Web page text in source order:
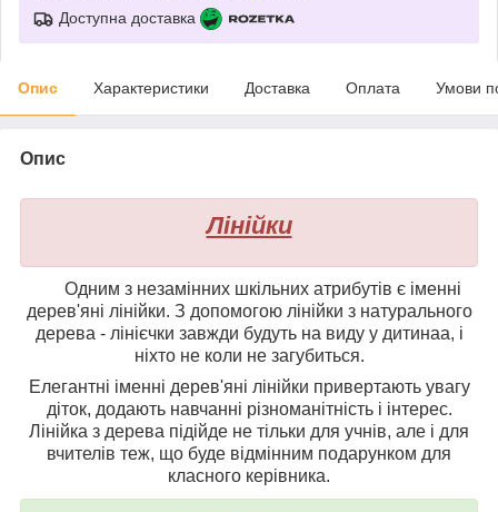
Доступна доставка
Опис Характеристики Доставка Оплата Умови
Опис
Лінійки
Одним з незамінних шкільних атрибутів є іменні
дерев'яні лінійки. З допомогою лінійки з натурального
дерева - лінієчки завжди будуть на виду у дитинаа, і
ніхто не коли не загубиться.
Елегантні іменні дерев'яні лінійки привертають увагу
діток, додають навчанні різноманітність і інтерес.
Лінійка з дерева підійде не тільки для учнів, але і для
вчителів теж, що буде відмінним подарунком для
класного керівника.